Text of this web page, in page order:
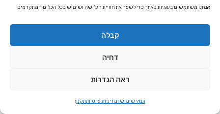
אנחנו משתמשים בעוגיות באתר כדי לשפר את חוויית הגלישה ושימוש בכל הכלים המתקדמים
קבלה
דחיה
ראה הגדרות
תנאי שימוש ומדיניות פרטיותתקנון
קשור ו/או נוגע להליכים משפטיים ו/או נדרש לצורך הליכים
על ידי צד ג' כלשהו ו/או על ידי הרשות המוסמכת.